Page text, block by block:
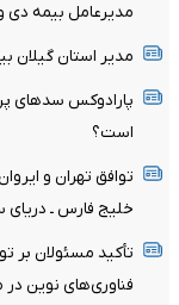
مدیرعامل بیمه دی
مدیر استان
است؟
توافق تهران و
خلیج فارس ـ دریای
تأکید مسئولان بر
فناوری‌های نوین در